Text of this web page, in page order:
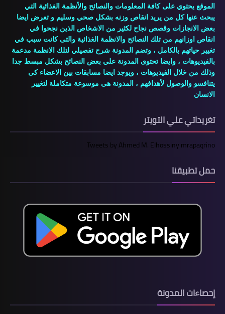
الموقع يحتوي على كافة المعلومات والنصائح والأنظمة الغذائية التي
يبحث عنها كل من يريد انقاص وزنه بشكل صحي وسليم و تعرض ايضا
بعض الانجازات وقصص نجاح لكثير من الاشخاص الذين نجحوا في
انقاص اوزانهم من تلك النصائح والانظمة الغذائية والتى كانت سبب في
تغيير حياتهم بالكامل ، وتضم المدونة شرح تفصيلي لتلك الانظمة مدعمة
بالفيديوهات ، وايضا تحتوى المدونة علي بعض النصائح بشكل مبسط جدا
وذلك من خلال الفيديوهات ، ويوجد ايضا مسابقات بين الاعضاء كى
يتنافسو والوصول لأهدافهم ، المدونة هى موسوعة متكاملة لتغيير
الانسان
تغريداتي علي التويتر
Tweets by Ahmed M. Elhossiny mrapaqrino
حمل تطبيقنا
إحصاءات المدونة